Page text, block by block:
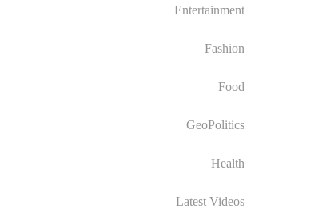
Entertainment
Fashion
Food
GeoPolitics
Health
Latest Videos